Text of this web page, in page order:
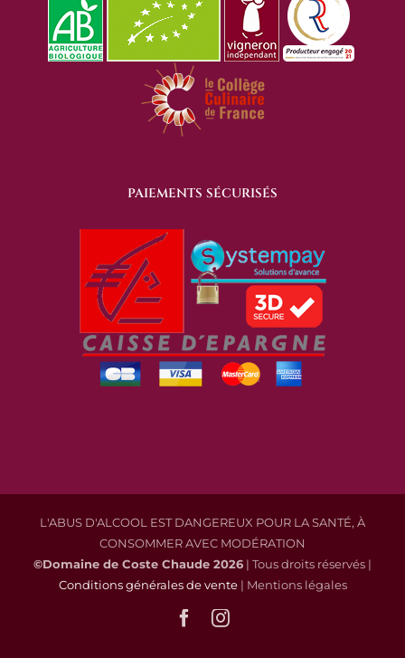
PAIEMENTS SÉCURISÉS
L'ABUS D'ALCOOL EST DANGEREUX POUR LA SANTÉ, À
CONSOMMER AVEC MODÉRATION
©Domaine de Coste Chaude 2026 | Tous droits réservés |
Conditions générales de vente| Mentions légales
FacebookInstagram